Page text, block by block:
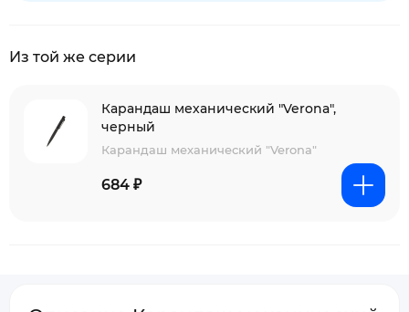
Из той же серии
Карандаш механический "Verona",
черный
Карандаш механический "Verona"
684 ₽